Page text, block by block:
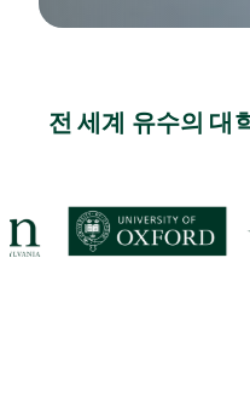
전 세계 유수의 대